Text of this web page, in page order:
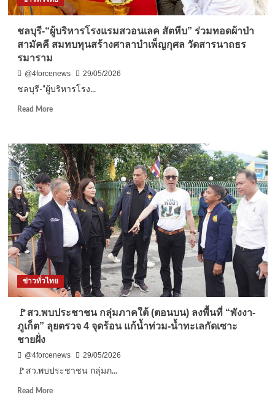
รัฐ
จัดสรร
ที่
ทำ
อย่าง
ธรรม
สร้าง
ชีวิต
ยั่งยืน”
ชลบุรี-“ผู้บริหารโรงแรมสวอนเลค สัตหีบ” ร่วมทอดผ้าป่า
สามัคคี สมทบทุนสร้างศาลาบำเพ็ญกุศล วัดสารนาถธร
รมาราม
@4forcenews
29/05/2026
ชลบุรี-“ผู้บริหารโรง...
Read MoreRead
ชลบุรี-“ผู้
บริหาร
โรง
แรม
ส
วอน
เลค
สัตหีบ”
ร่วม
ทอด
ผ้าป่า
สามัคคี
สมทบ
ทุน
ศาลา
บำเพ็ญ
วัด
นาถ
ข่าวทั่วไทย
🚩สว.พบประชาชน กลุ่มภาคใต้ (ตอนบน) ลงพื้นที่ “พังงา-
ภูเก็ต” ลุยตรวจ 4 จุดร้อน แก้น้ำท่วม-น้ำทะเลกัดเซาะ
ชายฝั่ง
@4forcenews
29/05/2026
🚩สว.พบประชาชน กลุ่มภ...
Read MoreRead